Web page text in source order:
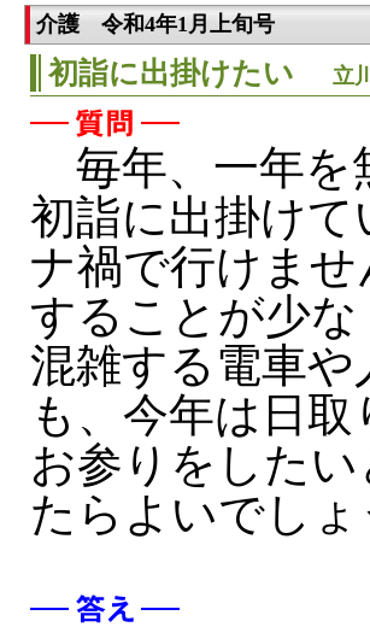
介護 令和4年1月上旬号
初詣に出掛けたい 立
毎年、一年を
初詣に出掛け
ナ禍で行けま
することが少
混雑する電車
も、今年は日
お参りをした
たらよいでしょ